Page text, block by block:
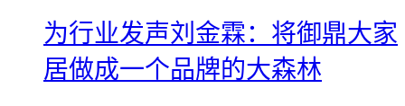
为行业发声刘金霖：将御鼎大家
居做成一个品牌的大森林